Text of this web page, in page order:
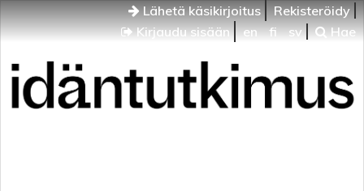
Lähetä käsikirjoitus
Rekisteröidy
Kirjaudu sisään
en fi sv Hae